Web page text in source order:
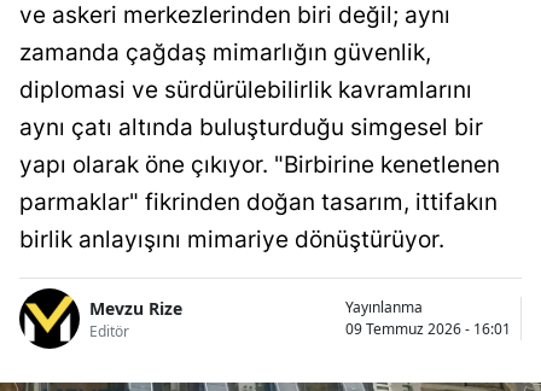
ve askeri merkezlerinden biri değil; aynı
zamanda çağdaş mimarlığın güvenlik,
diplomasi ve sürdürülebilirlik kavramlarını
aynı çatı altında buluşturduğu simgesel bir
yapı olarak öne çıkıyor. "Birbirine kenetlenen
parmaklar" fikrinden doğan tasarım, ittifakın
birlik anlayışını mimariye dönüştürüyor.
Mevzu Rize
Editör
Yayınlanma
09 Temmuz 2026 - 16:01